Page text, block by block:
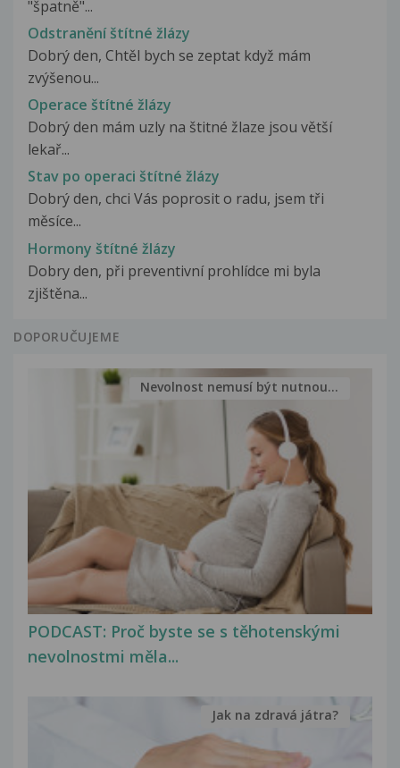
"špatně"...
Odstranění štítné žlázy
Dobrý den, Chtěl bych se zeptat když mám
zvýšenou...
Operace štítné žlázy
Dobrý den mám uzly na štitné žlaze jsou větší
lekař...
Stav po operaci štítné žlázy
Dobrý den, chci Vás poprosit o radu, jsem tři
měsíce...
Hormony štítné žlázy
Dobry den, při preventivní prohlídce mi byla
zjištěna...
DOPORUČUJEME
PODCAST: Proč byste se s těhotenskými
nevolnostmi měla...
Nevolnost nemusí být nutnou...
Jak na zdravá játra?